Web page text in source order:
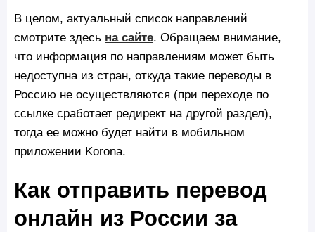
В целом, актуальный список направлений
смотрите здесь на сайте. Обращаем внимание,
что информация по направлениям может быть
недоступна из стран, откуда такие переводы в
Россию не осуществляются (при переходе по
ссылке сработает редирект на другой раздел),
тогда ее можно будет найти в мобильном
приложении Korona.
Как отправить перевод
онлайн из России за